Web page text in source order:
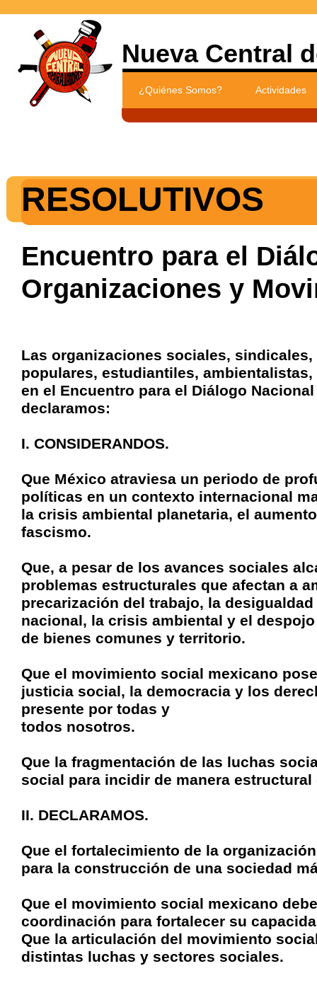
¿Quiénes Somos? Actividades
Nueva Central
RESOLUTIVOS
Encuentro para el
Organizaciones y
Las organizaciones sociales,
populares, estudiantiles,
en el Encuentro para el Diálogo
declaramos:
I. CONSIDERANDOS.
Que México atraviesa un periodo de
políticas en un contexto internacional
la crisis ambiental planetaria, el
fascismo.
Que, a pesar de los avances sociales
problemas estructurales que afectan a
precarización del trabajo, la
nacional, la crisis ambiental y el despojo
de bienes comunes y territorio.
Que el movimiento social mexicano
justicia social, la democracia y los
presente por todas y
todos nosotros.
Que la fragmentación de las luchas
social para incidir de manera
II. DECLARAMOS.
Que el fortalecimiento de la
para la construcción de una sociedad
Que el movimiento social mexicano
coordinación para fortalecer su
Que la articulación del movimiento
distintas luchas y sectores sociales.